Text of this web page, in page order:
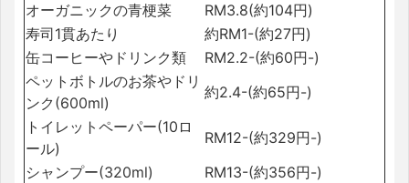
オーガニックの青梗菜
RM3.8(約104円)
寿司1貫あたり
約RM1-(約27円)
缶コーヒーやドリンク類
RM2.2-(約60円-)
ペットボトルのお茶やドリ
ンク(600ml)
約2.4-(約65円-)
トイレットペーパー(10ロ
ール)
RM12-(約329円-)
シャンプー(320ml)
RM13-(約356円-)